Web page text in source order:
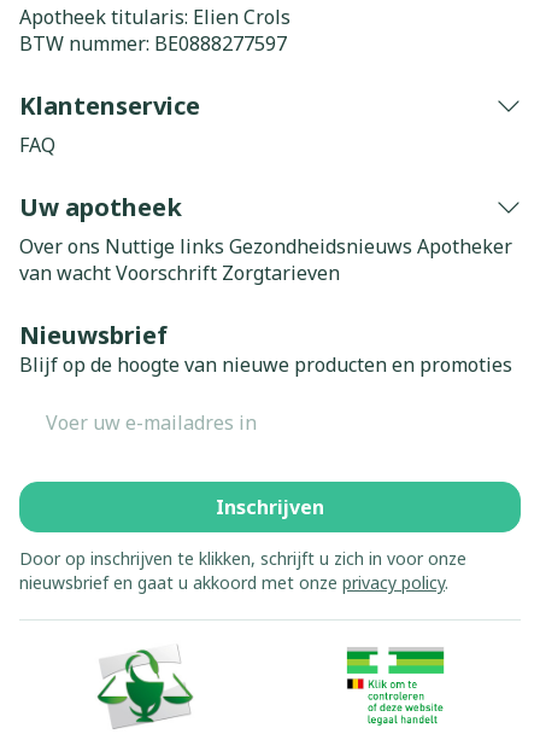
Apotheek titularis: Elien Crols
BTW nummer: BE0888277597
Klantenservice
FAQ
Uw apotheek
Over ons Nuttige links Gezondheidsnieuws Apotheker
van wachtVoorschrift Zorgtarieven
Nieuwsbrief
Blijf op de hoogte van nieuwe producten en promoties
Inschrijven
Door op inschrijven te klikken, schrijft u zich in voor onze
nieuwsbrief en gaat u akkoord met onze privacy policy.